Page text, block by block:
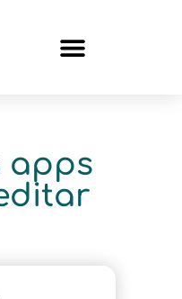
apps